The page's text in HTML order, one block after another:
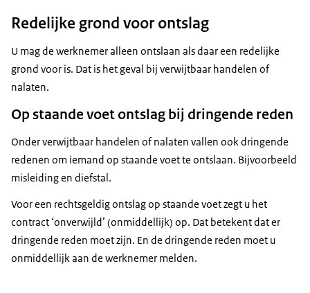
Redelijke grond voor ontslag
U mag de werknemer alleen ontslaan als daar een redelijke
grond voor is. Dat is het geval bij verwijtbaar handelen of
nalaten.
Op staande voet ontslag bij dringende reden
Onder verwijtbaar handelen of nalaten vallen ook dringende
redenen om iemand op staande voet te ontslaan. Bijvoorbeeld
misleiding en diefstal.
Voor een rechtsgeldig ontslag op staande voet zegt u het
contract ‘onverwijld’ (onmiddellijk) op. Dat betekent dat er
dringende reden moet zijn. En de dringende reden moet u
onmiddellijk aan de werknemer melden.